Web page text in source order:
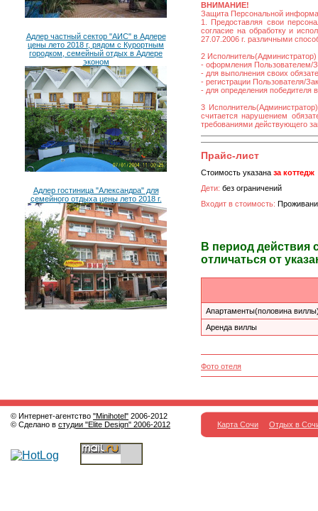
Адлер частный сектор "АИС" в Адлере
цены лето 2018 г, рядом с Курортным
городком, семейный отдых в Адлере
эконом
Адлер гостиница "Александра" для
семейного отдыха цены лето 2018 г.
ВНИМАНИЕ!
Защита Персональной
1. Предоставляя свои
согласие на обработку и
27.07.2006 г. различными
2
- оформления Пользователем/
- для выполнения своих
- регистрации Пользователя/
- для определения победителя
3
считается нарушением
требованиями действующего
Прайс-лист
Стоимость указана за коттедж
Дети: без ограничений
Входит в стоимость:
В период действия
отличаться от
Апартаменты(половина
Аренда виллы
Фото отеля
© Интернет-агентство "Minihotel" 2006-2012
© Сделано в студии "Elite Design" 2006-2012 Карта Сочи Отдых в